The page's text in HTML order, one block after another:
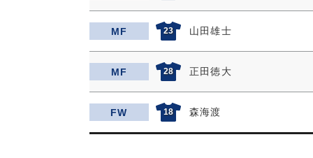
MF 23 山田雄士
MF 28 正田徳大
FW 18 森海渡